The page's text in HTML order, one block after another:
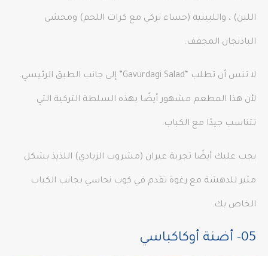
اللبن) ، واللبينية (حساء تركي مع كرات اللحم) ومحشي
الباذنجان المجفف.
لا تنس أن تطلب “Gavurdagi Salad” إلى جانب الطبق الرئيسي.
لأن هذا المطعم مشهور أيضًا بهذه السلطة التركية التي
تتناسب جيدًا مع الكباب.
يجب عليك أيضًا تجربة عيران (مشروب الزبادي) اللذيذ بشكل
مثير للدهشة مع رغوة تقدم في كوب نحاسي بجانب الكباب
الخاص بك.
05- أضنة أوكاكباسي